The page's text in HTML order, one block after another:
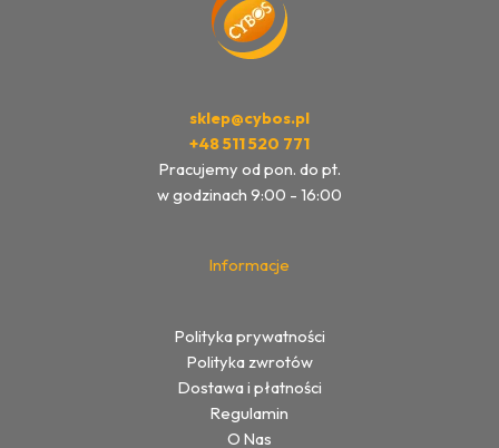
sklep@cybos.pl
+48 511 520 771
Pracujemy od pon. do pt.
w godzinach 9:00 - 16:00
Informacje
Polityka prywatności
Polityka zwrotów
Dostawa i płatności
Regulamin
O Nas